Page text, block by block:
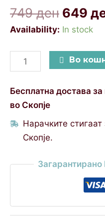
749ден 649
Availability: In stock
Во
Бесплатна достава
во Скопје
Нарачките
Скопје.